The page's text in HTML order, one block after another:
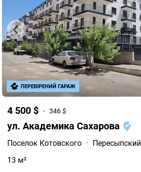
4 500 $ 346 $
ул. Академика Сахарова
Поселок Котовского · Пересыпский
13 м²
ПЕРЕВІРЕНИЙ ГАРАЖ